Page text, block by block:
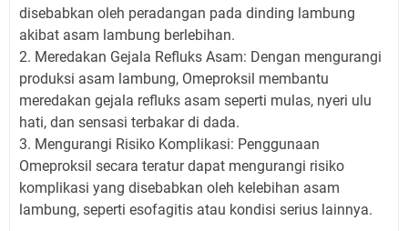
disebabkan oleh peradangan pada dinding lambung
akibat asam lambung berlebihan.
2. Meredakan Gejala Refluks Asam: Dengan mengurangi
produksi asam lambung, Omeproksil membantu
meredakan gejala refluks asam seperti mulas, nyeri ulu
hati, dan sensasi terbakar di dada.
3. Mengurangi Risiko Komplikasi: Penggunaan
Omeproksil secara teratur dapat mengurangi risiko
komplikasi yang disebabkan oleh kelebihan asam
lambung, seperti esofagitis atau kondisi serius lainnya.